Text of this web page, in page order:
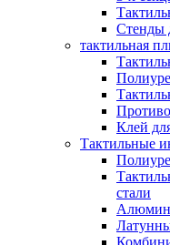
Стенды
тактильная
Клей
Тактильные
стали